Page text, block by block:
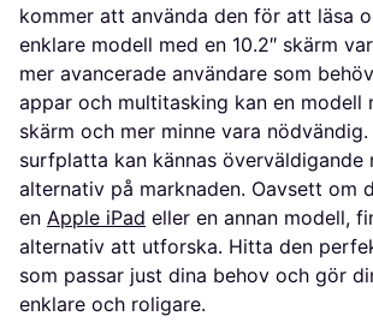
kommer att använda den för att läsa
enklare modell med en 10.2″ skärm
mer avancerade användare som
appar och multitasking kan en modell
skärm och mer minne vara
surfplatta kan kännas överväldigande
alternativ på marknaden. Oavsett om
en Apple iPad eller en annan modell,
alternativ att utforska. Hitta den
som passar just dina behov och gör
enklare och roligare.